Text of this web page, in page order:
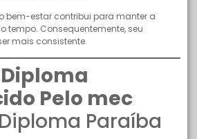
bem-estar contribui para manter a
tempo. Consequentemente, seu
mais consistente.
Pelo mec
Paraíba